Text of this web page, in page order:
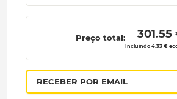
Preço total: 301.55
Incluindo 4.33 €
RECEBER POR EMAIL